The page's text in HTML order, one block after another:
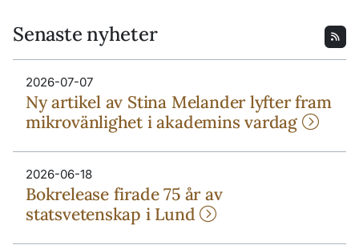
Senaste nyheter
2026-07-07
Ny artikel av Stina Melander lyfter fram
mikrovänlighet i akademins vardag
2026-06-18
Bokrelease firade 75 år av
statsvetenskap i Lund